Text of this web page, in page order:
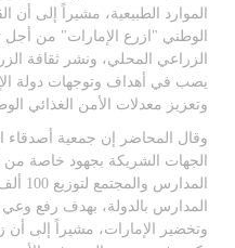
الموارد الطبيعية، مشيراً إلى أن
الوطني "ازرع الإمارات" من أجل
الزراعي المحلي، ونشر ثقافة
يصب في أهداف وتوجهات دولة
وتعزيز معدلات الأمن الغذائي
وقال المحاضر إن جمعية أصدقاء
الجهات الشريكة بجهود خاصة
المدارس بالدولة، بهدف رفع وعي
وتخضير الإمارات، مشيراً إلى